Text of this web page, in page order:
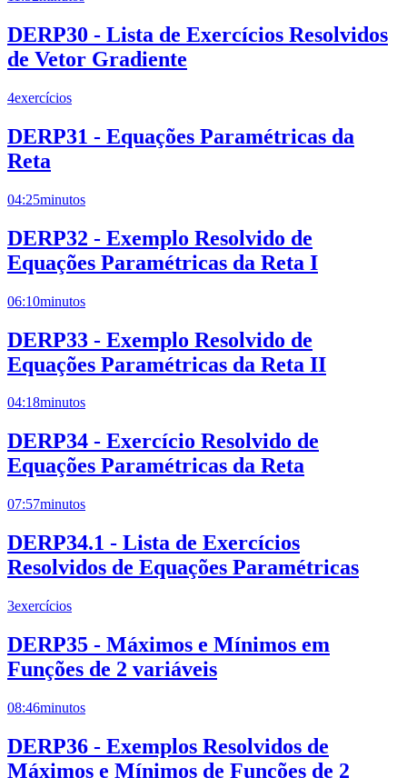
DERP30 - Lista de Exercícios Resolvidos
de Vetor Gradiente
4exercícios
DERP31 - Equações Paramétricas da
Reta
04:25minutos
DERP32 - Exemplo Resolvido de
Equações Paramétricas da Reta I
06:10minutos
DERP33 - Exemplo Resolvido de
Equações Paramétricas da Reta II
04:18minutos
DERP34 - Exercício Resolvido de
Equações Paramétricas da Reta
07:57minutos
DERP34.1 - Lista de Exercícios
Resolvidos de Equações Paramétricas
3exercícios
DERP35 - Máximos e Mínimos em
Funções de 2 variáveis
08:46minutos
DERP36 - Exemplos Resolvidos de
Máximos e Mínimos de Funções de 2